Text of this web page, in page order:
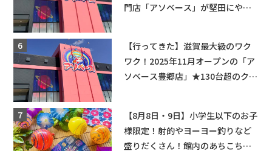
門店「アソベース」が堅田にやっ
【行ってきた】滋賀最大級のワク
ワク！2025年11月オープンの「ア
ソベース豊郷店」★130台超のクレ
【8月8日・9日】小学生以下のお子
様限定！射的やヨーヨー釣りなど
盛りだくさん！館内のあちこちに